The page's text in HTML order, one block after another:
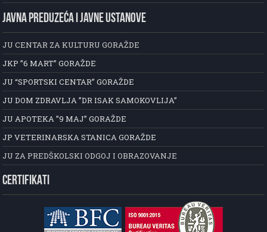
JAVNA PREDUZEĆA I JAVNE USTANOVE
JU CENTAR ZA KULTURU GORAŽDE
JKP ”6 MART” GORAŽDE
JU “SPORTSKI CENTAR” GORAŽDE
JU DOM ZDRAVLJA ”DR ISAK SAMOKOVLIJA”
JU APOTEKA ”9 MAJ” GORAŽDE
JP VETERINARSKA STANICA GORAŽDE
JU ZA PREDŠKOLSKI ODGOJ I OBRAZOVANJE
CERTIFIKATI